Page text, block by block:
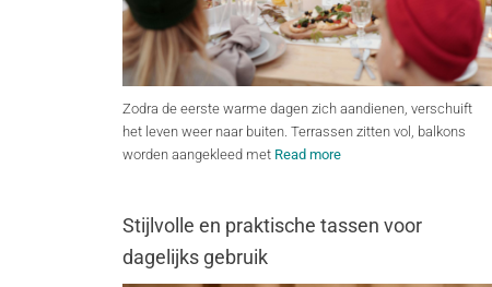
Zodra de eerste warme dagen zich aandienen, verschuift
het leven weer naar buiten. Terrassen zitten vol, balkons
worden aangekleed met Read more
Stijlvolle en praktische tassen voor
dagelijks gebruik